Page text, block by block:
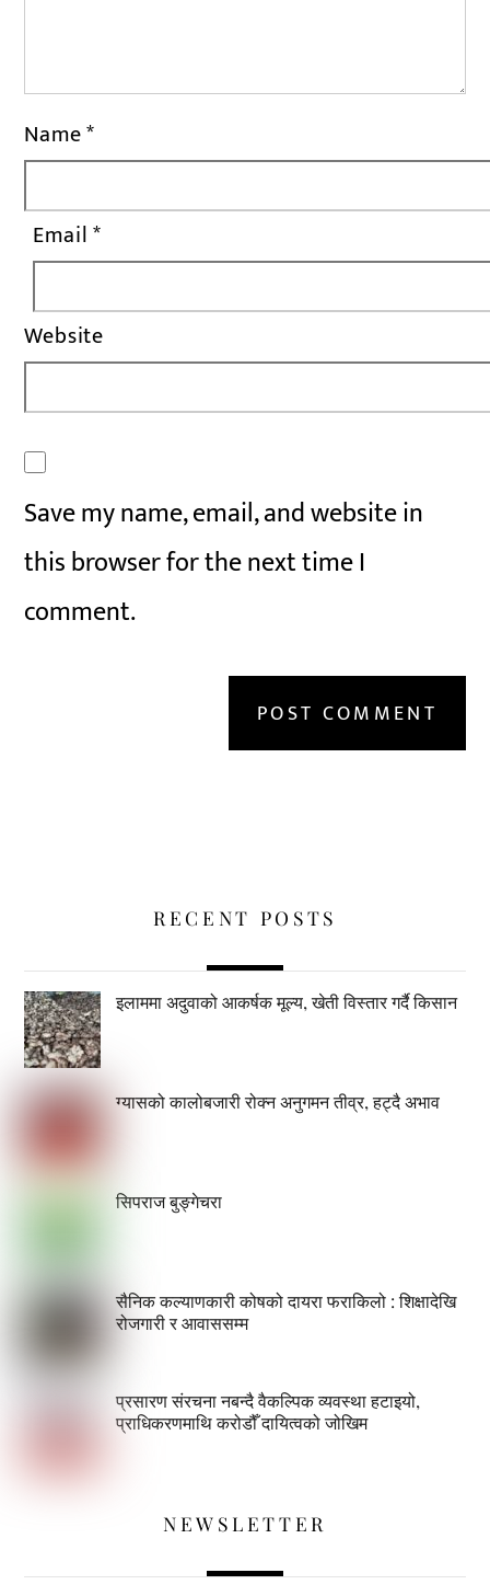
Name*
Email*
Website
Save my name, email, and website in
this browser for the next time I
comment.
RECENT POSTS
इलाममा अदुवाको आकर्षक मूल्य, खेती विस्तार गर्दै किसान
ग्यासको कालोबजारी रोक्न अनुगमन तीव्र, हट्दै अभाव
सिपराज बुङ्गेचरा
सैनिक कल्याणकारी कोषको दायरा फराकिलो : शिक्षादेखि
रोजगारी र आवाससम्म
प्रसारण संरचना नबन्दै वैकल्पिक व्यवस्था हटाइयो,
प्राधिकरणमाथि करोडौँ दायित्वको जोखिम
NEWSLETTER